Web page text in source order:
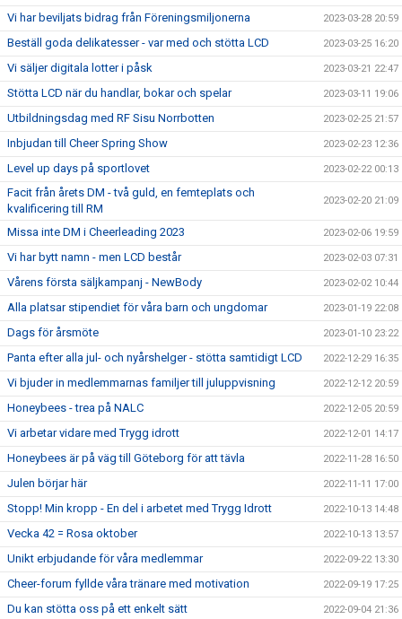
Vi har beviljats bidrag från Föreningsmiljonerna 2023-03-28 20:59
Beställ goda delikatesser - var med och stötta LCD 2023-03-25 16:20
Vi säljer digitala lotter i påsk 2023-03-21 22:47
Stötta LCD när du handlar, bokar och spelar 2023-03-11 19:06
Utbildningsdag med RF Sisu Norrbotten 2023-02-25 21:57
Inbjudan till Cheer Spring Show 2023-02-23 12:36
Level up days på sportlovet 2023-02-22 00:13
Facit från årets DM - två guld, en femteplats och
kvalificering till RM
2023-02-20 21:09
Missa inte DM i Cheerleading 2023 2023-02-06 19:59
Vi har bytt namn - men LCD består 2023-02-03 07:31
Vårens första säljkampanj - NewBody 2023-02-02 10:44
Alla platsar stipendiet för våra barn och ungdomar 2023-01-19 22:08
Dags för årsmöte 2023-01-10 23:22
Panta efter alla jul- och nyårshelger - stötta samtidigt LCD 2022-12-29 16:35
Vi bjuder in medlemmarnas familjer till juluppvisning 2022-12-12 20:59
Honeybees - trea på NALC 2022-12-05 20:59
Vi arbetar vidare med Trygg idrott 2022-12-01 14:17
Honeybees är på väg till Göteborg för att tävla 2022-11-28 16:50
Julen börjar här 2022-11-11 17:00
Stopp! Min kropp - En del i arbetet med Trygg Idrott 2022-10-13 14:48
Vecka 42 = Rosa oktober 2022-10-13 13:57
Unikt erbjudande för våra medlemmar 2022-09-22 13:30
Cheer-forum fyllde våra tränare med motivation 2022-09-19 17:25
Du kan stötta oss på ett enkelt sätt 2022-09-04 21:36